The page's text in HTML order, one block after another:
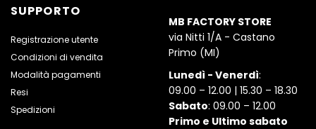
SUPPORTO
Registrazione utente
Condizioni di vendita
Modalità pagamenti
Resi
Spedizioni
MB FACTORY STORE
via Nitti 1/A - Castano
Primo (MI)
Lunedì - Venerdì:
09.00 – 12.00 | 15.30 – 18.30
Sabato: 09.00 – 12.00
Primo e Ultimo sabato